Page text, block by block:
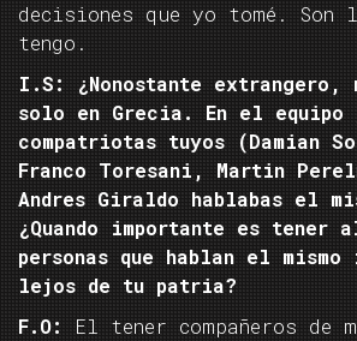
decisiones que yo tomé. Son
tengo.
I.S: ¿Nonostante extrangero,
solo en Grecia. En el equipo
compatriotas tuyos (Damian
Franco Toresani, Martin
Andres Giraldo hablabas el
¿Quando importante es tener
personas que hablan el
lejos de tu patria?
F.O:
El tener compañeros de